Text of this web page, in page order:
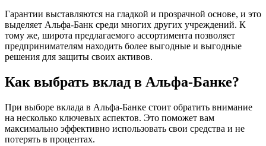
Гарантии выставляются на гладкой и прозрачной основе, и это
выделяет Альфа-Банк среди многих других учреждений. К
тому же, широта предлагаемого ассортимента позволяет
предпринимателям находить более выгодные и выгодные
решения для защиты своих активов.
Как выбрать вклад в Альфа-Банке?
При выборе вклада в Альфа-Банке стоит обратить внимание
на несколько ключевых аспектов. Это поможет вам
максимально эффективно использовать свои средства и не
потерять в процентах.